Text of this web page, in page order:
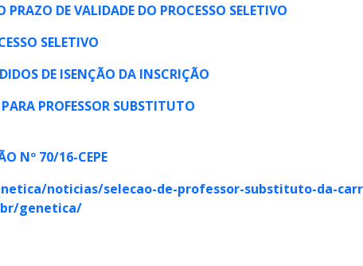
DE VALIDADE DO PROCESSO SELETIVO
SELETIVO
DE ISENÇÃO DA INSCRIÇÃO
PROFESSOR SUBSTITUTO
Nº 70/16-CEPE
noticias/selecao-de-professor-substituto-da-
genetica/